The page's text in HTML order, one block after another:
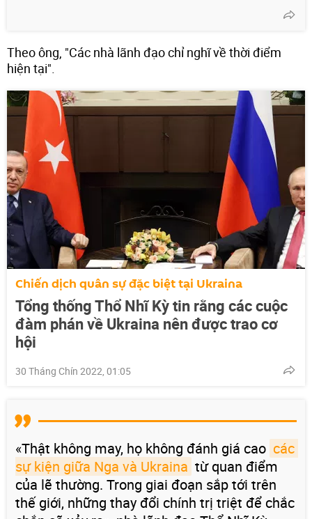
Theo ông, "Các nhà lãnh đạo chỉ nghĩ về thời điểm
hiện tại".
Chiến dịch quân sự đặc biệt tại Ukraina
Tổng thống Thổ Nhĩ Kỳ tin rằng các cuộc
đàm phán về Ukraina nên được trao cơ
hội
30 Tháng Chín 2022, 01:05
«Thật không may, họ không đánh giá cao các
sự kiện giữa Nga và Ukraina từ quan điểm
của lẽ thường. Trong giai đoạn sắp tới trên
thế giới, những thay đổi chính trị triệt để chắc